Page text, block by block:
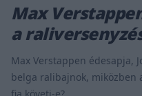
Max
a
Max Verstappen édesapja,
belga ralibajnok, miközben